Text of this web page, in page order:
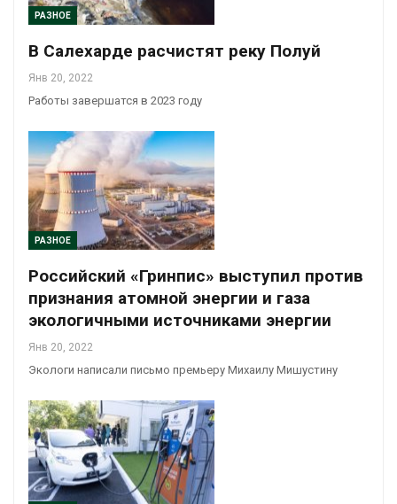
РАЗНОЕ
В Салехарде расчистят реку Полуй
Янв 20, 2022
Работы завершатся в 2023 году
РАЗНОЕ
Российский «Гринпис» выступил против
признания атомной энергии и газа
экологичными источниками энергии
Янв 20, 2022
Экологи написали письмо премьеру Михаилу Мишустину